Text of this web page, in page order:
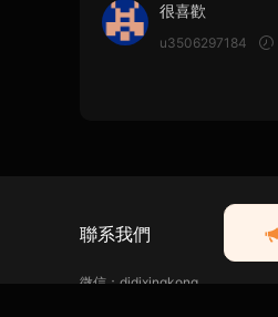
很喜歡
u3506297184
聯系我們
微信：didixingkong